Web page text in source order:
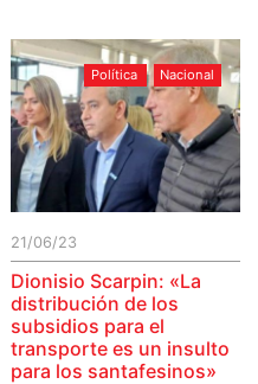
Política Nacional
21/06/23
Dionisio Scarpin: «La
distribución de los
subsidios para el
transporte es un insulto
para los santafesinos»